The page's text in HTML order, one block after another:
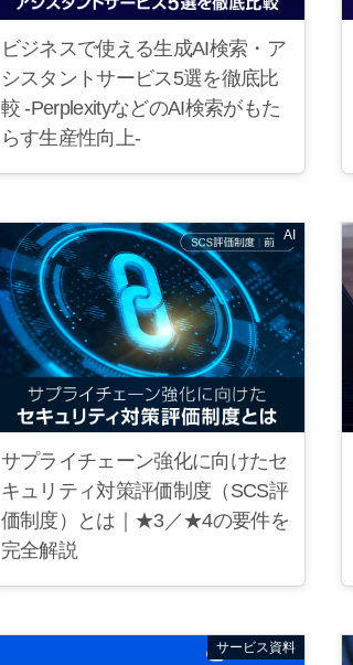
ビジネスで使える生成AI検索・ア
シスタントサービス5選を徹底比
較 -PerplexityなどのAI検索がもた
らす生産性向上-
AI
サプライチェーン強化に向けたセ
キュリティ対策評価制度（SCS評
価制度）とは｜★3／★4の要件を
完全解説
サービス資料